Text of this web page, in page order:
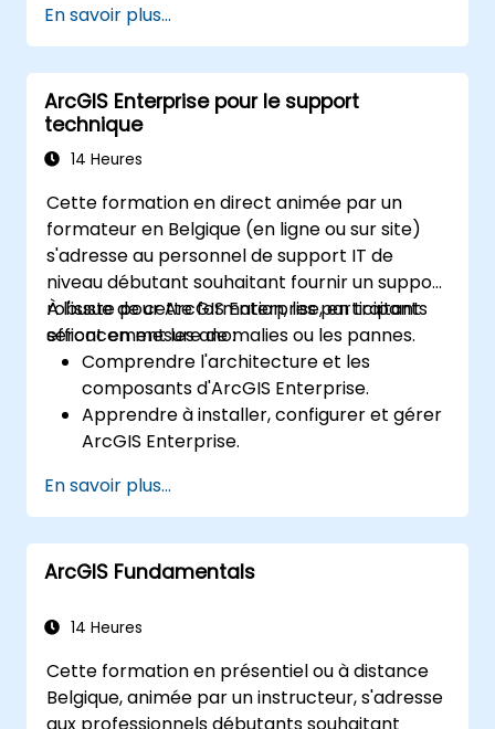
et des tâches de géotraîtement.
Automatiser les workflows en utilisant
ModelBuilder et Python.
En savoir plus...
ArcGIS Enterprise pour le support
technique
14 Heures
Cette formation en direct animée par un
formateur en Belgique (en ligne ou sur site)
s'adresse au personnel de support IT de
niveau débutant souhaitant fournir un support
robuste pour ArcGIS Enterprise, en traitant
efficacement les anomalies ou les pannes.
À l'issue de cette formation, les participants
seront en mesure de :
Comprendre l'architecture et les
composants d'ArcGIS Enterprise.
Apprendre à installer, configurer et gérer
ArcGIS Enterprise.
dépannage et résolution des problèmes
courants.
Développer une maîtrise du monitoring et
de la maintenance des environnements
Maîtriser les techniques de sauvegarde,
performances.
En savoir plus...
ArcGIS Fundamentals
14 Heures
Cette formation en présentiel ou à distance
Belgique, animée par un instructeur, s'adresse
aux professionnels débutants souhaitant